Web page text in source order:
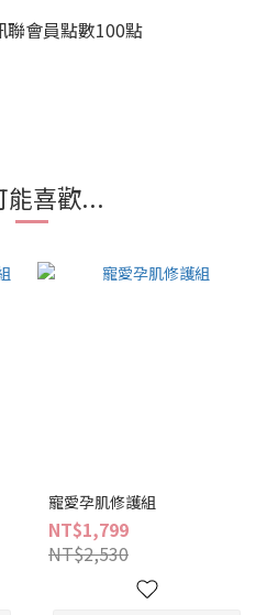
聯會員點數100點
能喜歡...
寵愛孕肌修護組
NT$1,799
NT$2,530